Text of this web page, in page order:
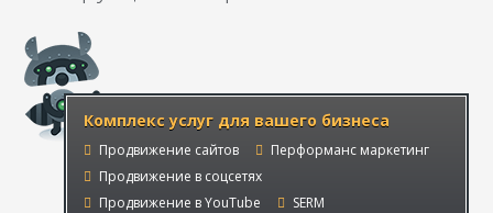
Комплекс услуг для вашего бизнеса
Продвижение сайтов
Перформанс маркетинг
Продвижение в соцсетях
Продвижение в YouTube
SERM